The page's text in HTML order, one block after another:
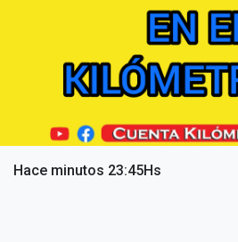
Hace minutos 23:45Hs